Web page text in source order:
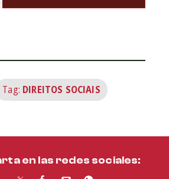
Tag: DIREITOS SOCIAIS
en las redes sociales: